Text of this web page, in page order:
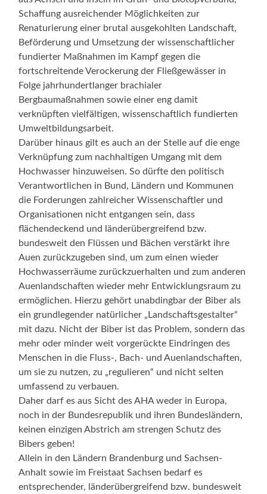
Schaffung ausreichender Möglichkeiten zur
Renaturierung einer brutal ausgekohlten Landschaft,
Beförderung und Umsetzung der wissenschaftlicher
fundierter Maßnahmen im Kampf gegen die
fortschreitende Verockerung der Fließgewässer in
Folge jahrhundertlanger brachialer
Bergbaumaßnahmen sowie einer eng damit
verknüpften vielfältigen, wissenschaftlich fundierten
Umweltbildungsarbeit.
Darüber hinaus gilt es auch an der Stelle auf die enge
Verknüpfung zum nachhaltigen Umgang mit dem
Hochwasser hinzuweisen. So dürfte den politisch
Verantwortlichen in Bund, Ländern und Kommunen
die Forderungen zahlreicher Wissenschaftler und
Organisationen nicht entgangen sein, dass
flächendeckend und länderübergreifend bzw.
bundesweit den Flüssen und Bächen verstärkt ihre
Auen zurückzugeben sind, um zum einen wieder
Hochwasserräume zurückzuerhalten und zum anderen
Auenlandschaften wieder mehr Entwicklungsraum zu
ermöglichen. Hierzu gehört unabdingbar der Biber als
ein grundlegender natürlicher „Landschaftsgestalter“
mit dazu. Nicht der Biber ist das Problem, sondern das
mehr oder minder weit vorgerückte Eindringen des
Menschen in die Fluss-, Bach- und Auenlandschaften,
um sie zu nutzen, zu „regulieren“ und nicht selten
umfassend zu verbauen.
Daher darf es aus Sicht des AHA weder in Europa,
noch in der Bundesrepublik und ihren Bundesländern,
keinen einzigen Abstrich am strengen Schutz des
Bibers geben!
Allein in den Ländern Brandenburg und Sachsen-
Anhalt sowie im Freistaat Sachsen bedarf es
entsprechender, länderübergreifend bzw. bundesweit